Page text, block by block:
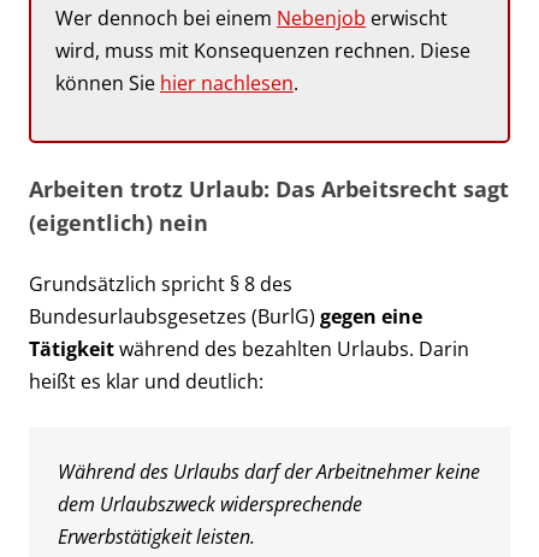
Wer dennoch bei einem Nebenjob erwischt
wird, muss mit Konsequenzen rechnen. Diese
können Sie hier nachlesen.
Arbeiten trotz Urlaub: Das Arbeitsrecht sagt
(eigentlich) nein
Grundsätzlich spricht § 8 des
Bundesurlaubsgesetzes (BurlG) gegen eine
Tätigkeitwährend des bezahlten Urlaubs. Darin
heißt es klar und deutlich:
Während des Urlaubs darf der Arbeitnehmer keine
dem Urlaubszweck widersprechende
Erwerbstätigkeit leisten.